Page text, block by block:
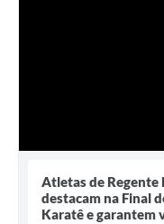
Atletas de Regente
destacam na Final
Karatê e garantem